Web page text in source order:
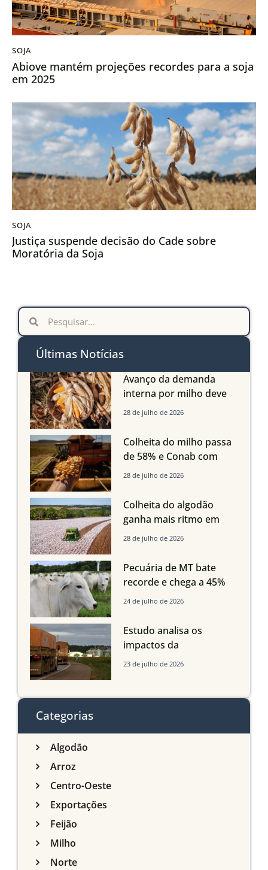
SOJA
Abiove mantém projeções recordes para a soja
em 2025
SOJA
Justiça suspende decisão do Cade sobre
Moratória da Soja
Últimas Notícias
Avanço da demanda
interna por milho deve
compensar aumento da
em Mato Grosso, aponta
Imea
28 de julho de 2026
Colheita do milho passa
de 58% e Conab com
boas produtividades em
quedas em Tocantins,
Maranhão e Piauí
28 de julho de 2026
Colheita do algodão
ganha mais ritmo em
Mato Grosso, Mato
Maranhão
28 de julho de 2026
Pecuária de MT bate
recorde e chega a 45%
dos bovinos abatidos
24 de julho de 2026
Estudo analisa os
impactos da
infraestrutura logística
do Sul
23 de julho de 2026
Categorias
Algodão
Arroz
Centro-Oeste
Exportações
Feijão
Milho
Norte